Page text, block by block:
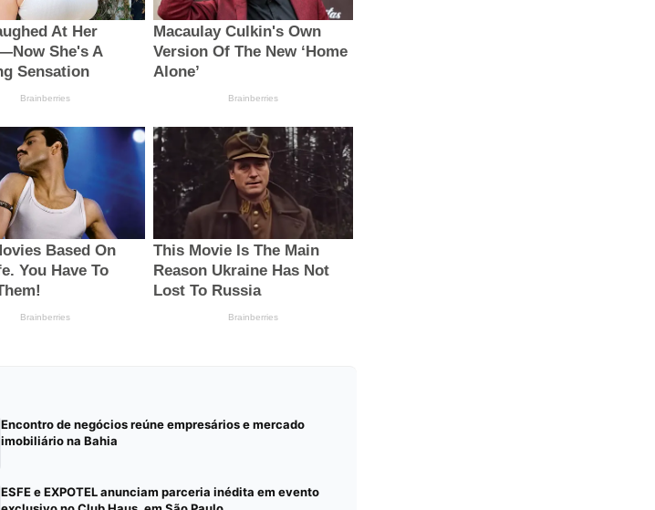
Encontro de negócios reúne empresários e mercado
imobiliário na Bahia
ESFE e EXPOTEL anunciam parceria inédita em evento